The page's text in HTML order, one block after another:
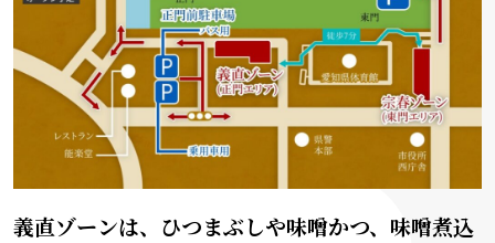
義直ゾーンは、ひつまぶしや味噌かつ、味噌煮込